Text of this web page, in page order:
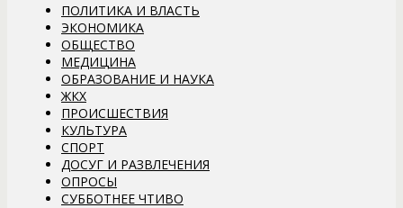
ПОЛИТИКА И ВЛАСТЬ
ЭКОНОМИКА
ОБЩЕСТВО
МЕДИЦИНА
ОБРАЗОВАНИЕ И НАУКА
ЖКХ
ПРОИСШЕСТВИЯ
КУЛЬТУРА
СПОРТ
ДОСУГ И РАЗВЛЕЧЕНИЯ
ОПРОСЫ
СУББОТНЕЕ ЧТИВО